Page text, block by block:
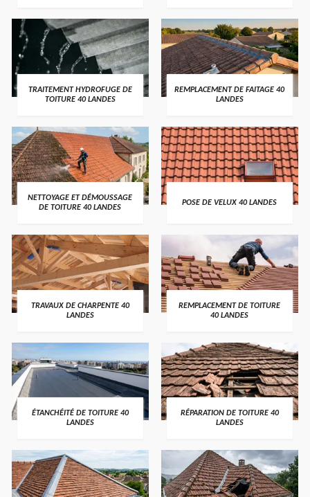
TRAITEMENT HYDROFUGE DE
TOITURE 40 LANDES
REMPLACEMENT DE FAITAGE 40
LANDES
NETTOYAGE ET DÉMOUSSAGE
DE TOITURE 40 LANDES
POSE DE VELUX 40 LANDES
TRAVAUX DE CHARPENTE 40
LANDES
REMPLACEMENT DE TOITURE
40 LANDES
ÉTANCHÉITÉ DE TOITURE 40
LANDES
RÉPARATION DE TOITURE 40
LANDES